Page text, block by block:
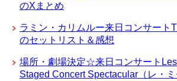
のXまとめ
ラミン・カリムルー来日コンサート
のセットリスト＆感想
場所・劇場決定☆来日コンサート
Staged Concert Spectacular（レ・